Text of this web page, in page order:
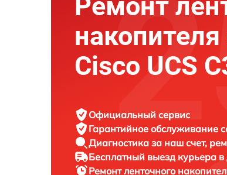
накопителя
Cisco UCS
Официальный сервис
Гарантийное обслуживание
Диагностика за наш счет,
Бесплатный выезд курьера в
Ремонт ленточного